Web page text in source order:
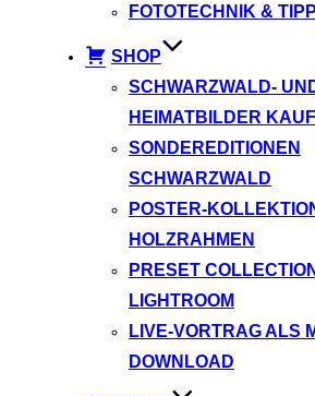
FOTOTECHNIK &
SHOP
SCHWARZWALD-
HEIMATBILDER
SONDEREDITIONEN
SCHWARZWALD
POSTER-
HOLZRAHMEN
PRESET
LIGHTROOM
LIVE-VORTRAG ALS
DOWNLOAD